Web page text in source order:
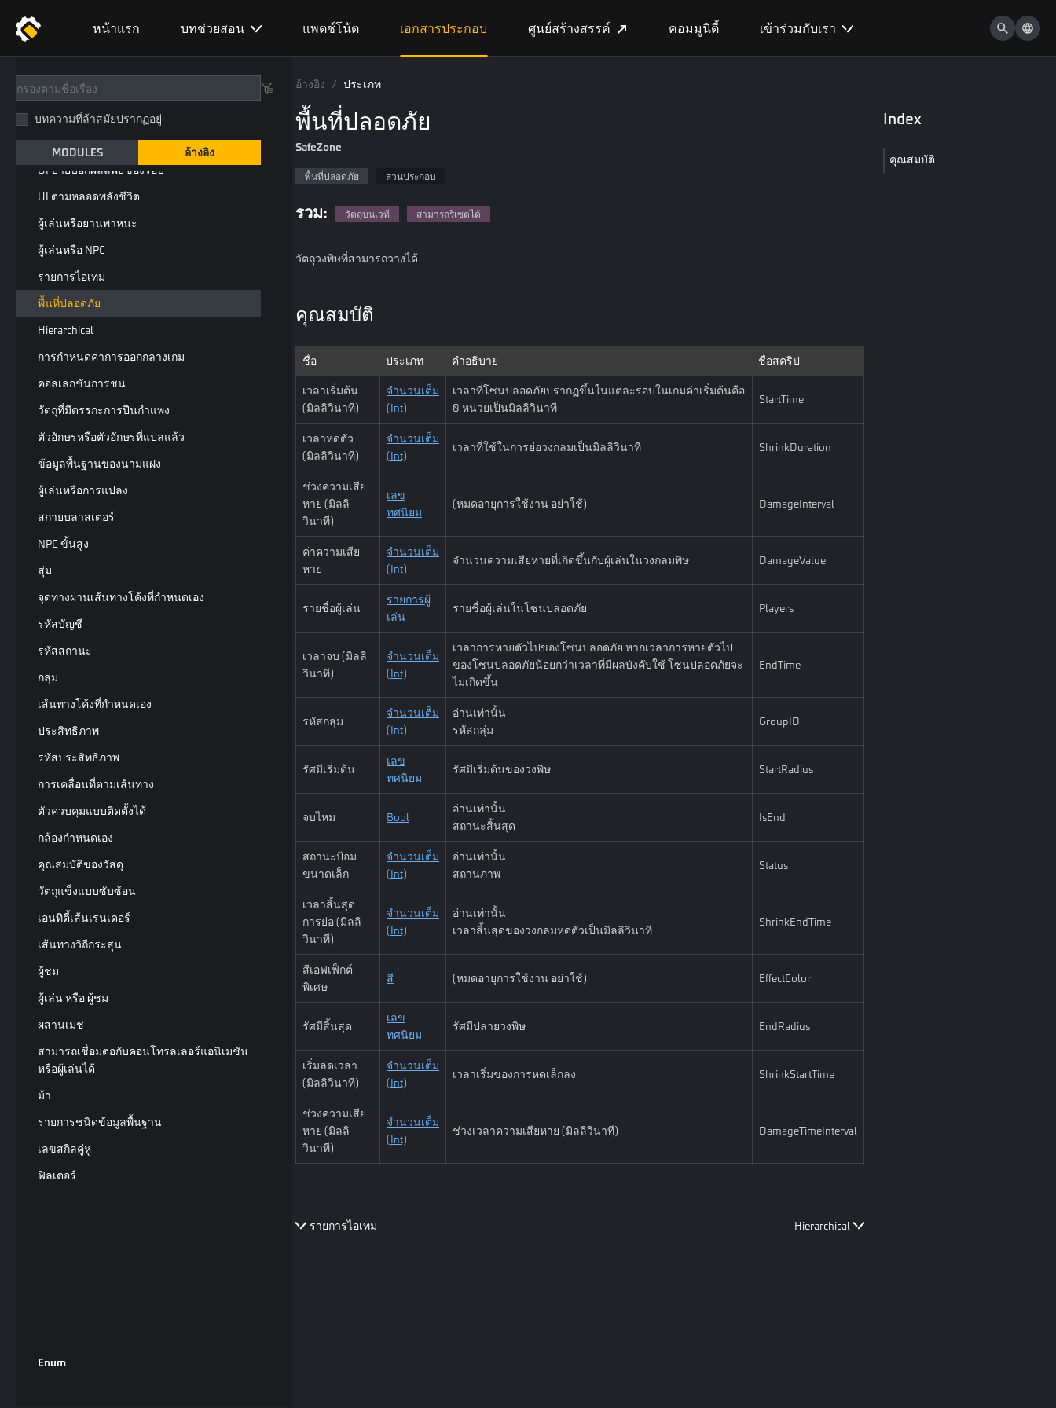
หน้าแรก บทช่วยสอน แพตช์โน้ต เอกสารประกอบ ศูนย์สร้างสรรค์ คอมมูนิตี้ เข้าร่วมกับเรา
บทความที่ล้าสมัยปรากฏอยู่
MODULES อ้างอิง
แผ่นเกาะสังคมแบบลูกบอลหิมะ
UI ของหน้าจอแสดงข้อมูล
UI เข็มทิศ
UI ป้ายบอกข้อมูลของรอบ
UI ป้ายบอกผลลัพธ์ของรอบ
UI ตามหลอดพลังชีวิต
ผู้เล่นหรือยานพาหนะ
ผู้เล่นหรือ NPC
รายการไอเทม
พื้นที่ปลอดภัย
Hierarchical
การกำหนดค่าการออกกลางเกม
คอลเลกชันการชน
วัตถุที่มีตรรกะการปืนกำแพง
ตัวอักษรหรือตัวอักษรที่แปลแล้ว
ข้อมูลพื้นฐานของนามแฝง
ผู้เล่นหรือการแปลง
สกายบลาสเตอร์
NPC ขั้นสูง
สุ่ม
จุดทางผ่านเส้นทางโค้งที่กำหนดเอง
รหัสบัญชี
รหัสสถานะ
กลุ่ม
เส้นทางโค้งที่กำหนดเอง
ประสิทธิภาพ
รหัสประสิทธิภาพ
การเคลื่อนที่ตามเส้นทาง
ตัวควบคุมแบบติดตั้งได้
กล้องกำหนดเอง
คุณสมบัติของวัสดุ
วัตถุแข็งแบบซับซ้อน
เอนทิตี้เส้นเรนเดอร์
เส้นทางวิถีกระสุน
ผู้ชม
ผู้เล่น หรือ ผู้ชม
ผสานเมช
สามารถเชื่อมต่อกับคอนโทรลเลอร์แอนิเมชัน
หรือผู้เล่นได้
ม้า
รายการชนิดข้อมูลพื้นฐาน
เลขสกิลคู่หู
ฟิลเตอร์
Enum
อ้างอิง / ประเภท
พื้นที่ปลอดภัย
SafeZone
พื้นที่ปลอดภัย ส่วนประกอบ
รวม: วัตถุบนเวที สามารถรีเซตได้
วัตถุวงพิษที่สามารถวางได้
คุณสมบัติ
ชื่อ ประเภท คำอธิบาย ชื่อสคริป
เวลาเริ่มต้น
(มิลลิวินาที)
จำนวนเต็ม
(Int)
เวลาที่โซนปลอดภัยปรากฏขึ้นในแต่ละรอบในเกมค่าเริ่มต้นคือ
0 หน่วยเป็นมิลลิวินาที
StartTime
เวลาหดตัว
(มิลลิวินาที)
จำนวนเต็ม
(Int)
เวลาที่ใช้ในการย่อวงกลมเป็นมิลลิวินาที ShrinkDuration
ช่วงความเสีย
หาย (มิลลิ
วินาที)
เลข
ทศนิยม
(หมดอายุการใช้งาน อย่าใช้) DamageInterval
ค่าความเสีย
หาย
จำนวนเต็ม
(Int)
จำนวนความเสียหายที่เกิดขึ้นกับผู้เล่นในวงกลมพิษ DamageValue
รายชื่อผู้เล่น
รายการผู้
เล่น
รายชื่อผู้เล่นในโซนปลอดภัย Players
เวลาจบ (มิลลิ
วินาที)
จำนวนเต็ม
(Int)
เวลาการหายตัวไปของโซนปลอดภัย หากเวลาการหายตัวไป
ของโซนปลอดภัยน้อยกว่าเวลาที่มีผลบังคับใช้ โซนปลอดภัยจะ
ไม่เกิดขึ้น
EndTime
รหัสกลุ่ม
จำนวนเต็ม
(Int)
อ่านเท่านั้น
รหัสกลุ่ม
GroupID
รัศมีเริ่มต้น
เลข
ทศนิยม
รัศมีเริ่มต้นของวงพิษ StartRadius
จบไหม Bool
อ่านเท่านั้น
สถานะสิ้นสุด
IsEnd
สถานะป้อม
ขนาดเล็ก
จำนวนเต็ม
(Int)
อ่านเท่านั้น
สถานภาพ
Status
เวลาสิ้นสุด
การย่อ (มิลลิ
วินาที)
จำนวนเต็ม
(Int)
อ่านเท่านั้น
เวลาสิ้นสุดของวงกลมหดตัวเป็นมิลลิวินาที
ShrinkEndTime
สีเอฟเฟ็กต์
พิเศษ
สี (หมดอายุการใช้งาน อย่าใช้) EffectColor
รัศมีสิ้นสุด
เลข
ทศนิยม
รัศมีปลายวงพิษ EndRadius
เริ่มลดเวลา
(มิลลิวินาที)
จำนวนเต็ม
(Int)
เวลาเริ่มของการหดเล็กลง ShrinkStartTime
ช่วงความเสีย
หาย (มิลลิ
วินาที)
จำนวนเต็ม
(Int)
ช่วงเวลาความเสียหาย (มิลลิวินาที) DamageTimeInterval
รายการไอเทม Hierarchical
Index
คุณสมบัติ